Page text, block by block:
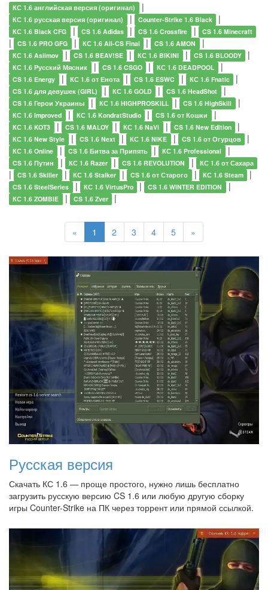
КС 1.6 английская версия (оригинал) |
КС 1.6 русская версия (оригинал) | Counter-Strike 1.6 Black |
КС 1.6 Black CFG | CS 1.6 Adidas | CS 1.6 Crossfire | CS 1.6 Minecraft
| CS 1.6 PRO GFG | КС 1.6 All-CS Final | CS 1.6 AMON |
КС 1.6 Asiimov | CS 1.6 BEAV!SE | КС 1.6 BIKINI | CS 1.6 BLOODY |
КС 1.6 Русский Мясник | CS 1.6 CSGO | КС 1.6 DEADPOOL |
CS 1.6 Energy | КС 1.6 от Енота | CS 1.6 ESWC | КС 1.6 Fnatic |
CS 1.6 для девушек (GIRL) | КС 1.6 GOLD | CS 1.6 HeadShot |
CS 1.6 Герои Украины | КС 1.6 HIGHPROSKILL | CS 1.6 HighSkill |
КС 1.6 Improved | КС 1.6 KondratStudio | CS 1.6 от Кошки |
КС 1.6 KOT3 | CS 1.6 MALOY | КС 1.6 NaVi | CS 1.6 New Edition |
КС 1.6 New Style | CS 1.6 Next | КС 1.6 NIKE | CS 1.6 от Огурцов |
КС 1.6 Online | CS 1.6 Битва за Припять | КС 1.6 Professional |
CS 1.6 Путин | КС 1.6 Razer | CS 1.6 REVOLUTION | КС 1.6 от Сахара
| CS 1.6 Skiller | КС 1.6 Stalker | CS 1.6 от Старого | КС 1.6 Steam |
CS 1.6 SteelSeries | КС 1.6 VirtusPro | CS 1.6 WINTER EDITION |
КС 1.6 ZOMBIE | CS 1.6 Zver |
« 1 2 3 4 5 »
Русская версия
Скачать КС 1.6 — проще простого, нужно лишь бесплатно
загрузить русскую версию CS 1.6 или любую другую сборку
игры Counter-Strike на ПК через торрент или прямой ссылкой.